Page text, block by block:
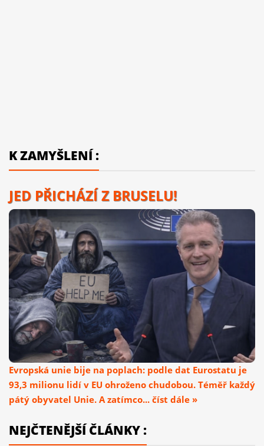
K ZAMYŠLENÍ :
JED PŘICHÁZÍ Z BRUSELU!
Evropská unie bije na poplach: podle dat Eurostatu je
93,3 milionu lidí v EU ohroženo chudobou. Téměř každý
pátý obyvatel Unie. A zatímco... číst dále »
NEJČTENĚJŠÍ ČLÁNKY :